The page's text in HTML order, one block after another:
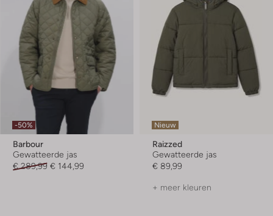
-50%
Barbour
Gewatteerde jas
€ 289,99 € 144,99
Nieuw
Raizzed
Gewatteerde jas
€ 89,99
+ meer kleuren